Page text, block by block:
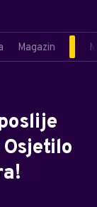
Magazin